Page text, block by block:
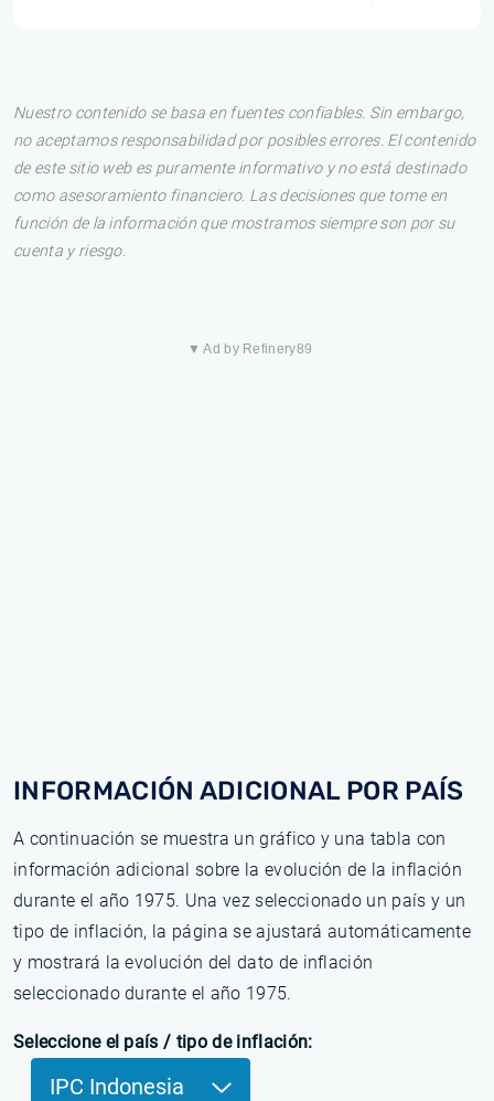
Nuestro contenido se basa en fuentes confiables. Sin embargo,
no aceptamos responsabilidad por posibles errores. El contenido
de este sitio web es puramente informativo y no está destinado
como asesoramiento financiero. Las decisiones que tome en
función de la información que mostramos siempre son por su
cuenta y riesgo.
▼ Ad by Refinery89
INFORMACIÓN ADICIONAL POR PAÍS
A continuación se muestra un gráfico y una tabla con
información adicional sobre la evolución de la inflación
durante el año 1975. Una vez seleccionado un país y un
tipo de inflación, la página se ajustará automáticamente
y mostrará la evolución del dato de inflación
seleccionado durante el año 1975.
Seleccione el país / tipo de inflación:
IPC Indonesia